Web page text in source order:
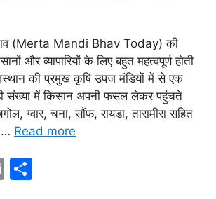
(Merta Mandi Bhav Today) की
और व्यापारियों के लिए बहुत महत्वपूर्ण होती
की प्रमुख कृषि उपज मंडियों में से एक
संख्या में किसान अपनी फसल लेकर पहुंचते
ग्वार, चना, सौंफ, रायडा, तारामीरा सहित
… Read more
E